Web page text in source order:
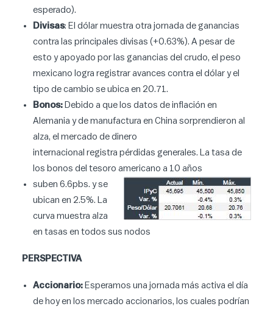
esperado).
Divisas: El dólar muestra otra jornada de ganancias
contra las principales divisas (+0.63%). A pesar de
esto y apoyado por las ganancias del crudo, el peso
mexicano logra registrar avances contra el dólar y el
tipo de cambio se ubica en 20.71.
Bonos: Debido a que los datos de inflación en
Alemania y de manufactura en China sorprendieron al
alza, el mercado de dinero
internacional registra pérdidas generales. La tasa de
los bonos del tesoro americano a 10 años
suben 6.6pbs. y se
ubican en 2.5%. La
curva muestra alza
en tasas en todos sus nodos
PERSPECTIVA
Accionario: Esperamos una jornada más activa el día
de hoy en los mercado accionarios, los cuales podrían